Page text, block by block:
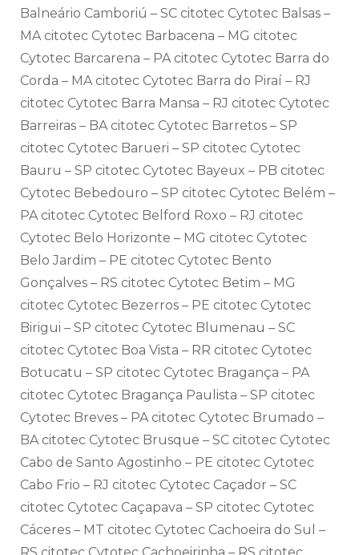
Balneário Camboriú – SC citotec Cytotec Balsas –
MA citotec Cytotec Barbacena – MG citotec
Cytotec Barcarena – PA citotec Cytotec Barra do
Corda – MA citotec Cytotec Barra do Piraí – RJ
citotec Cytotec Barra Mansa – RJ citotec Cytotec
Barreiras – BA citotec Cytotec Barretos – SP
citotec Cytotec Barueri – SP citotec Cytotec
Bauru – SP citotec Cytotec Bayeux – PB citotec
Cytotec Bebedouro – SP citotec Cytotec Belém –
PA citotec Cytotec Belford Roxo – RJ citotec
Cytotec Belo Horizonte – MG citotec Cytotec
Belo Jardim – PE citotec Cytotec Bento
Gonçalves – RS citotec Cytotec Betim – MG
citotec Cytotec Bezerros – PE citotec Cytotec
Birigui – SP citotec Cytotec Blumenau – SC
citotec Cytotec Boa Vista – RR citotec Cytotec
Botucatu – SP citotec Cytotec Bragança – PA
citotec Cytotec Bragança Paulista – SP citotec
Cytotec Breves – PA citotec Cytotec Brumado –
BA citotec Cytotec Brusque – SC citotec Cytotec
Cabo de Santo Agostinho – PE citotec Cytotec
Cabo Frio – RJ citotec Cytotec Caçador – SC
citotec Cytotec Caçapava – SP citotec Cytotec
Cáceres – MT citotec Cytotec Cachoeira do Sul –